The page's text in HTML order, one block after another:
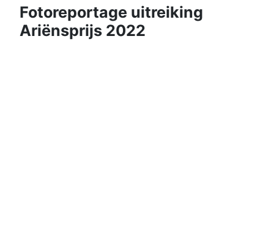
Fotoreportage uitreiking
Ariënsprijs 2022